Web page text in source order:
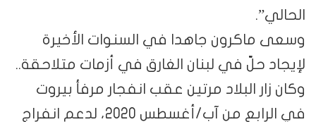
الحالي”.
وسعى ماكرون جاهدا في السنوات الأخيرة
لإيجاد حلّ في لبنان الغارق في أزمات متلاحقة..
وكان زار البلاد مرتين عقب انفجار مرفأ بيروت
في الرابع من آب/أغسطس 2020، لدعم انفراج